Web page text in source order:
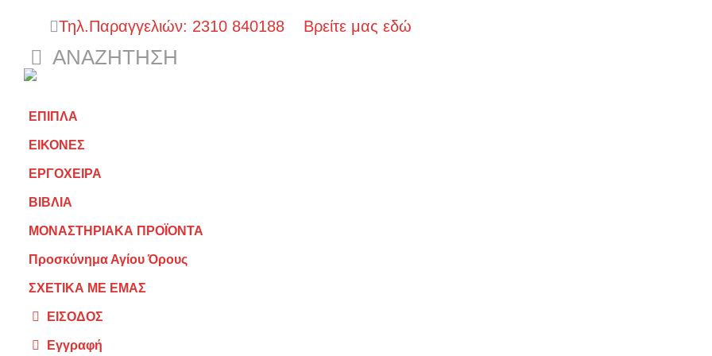
Τηλ.Παραγγελιών: 2310 840188 Βρείτε μας εδώ
ΑΝΑΖΉΤΗΣΗ
ΕΠΙΠΛΑ
ΕΙΚΟΝΕΣ
ΕΡΓΟΧΕΙΡΑ
ΒΙΒΛΙΑ
ΜΟΝΑΣΤΗΡΙΑΚΑ ΠΡΟΪΟΝΤΑ
Προσκύνημα Αγίου Όρους
ΣΧΕΤΙΚΑ ΜΕ ΕΜΑΣ
ΕΙΣΟΔΟΣ
Εγγραφή